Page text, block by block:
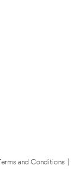
Terms and Conditions